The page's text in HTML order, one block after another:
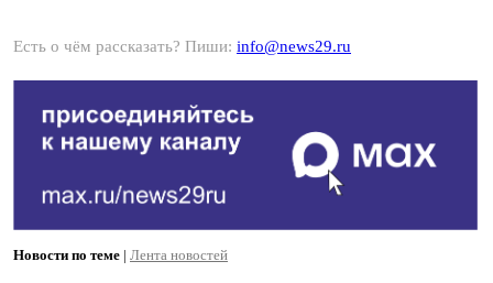
Есть о чём рассказать? Пиши: info@news29.ru
Новости по теме | Лента новостей